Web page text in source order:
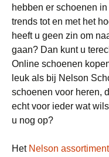
hebben er schoenen
trends tot en met het
heeft u geen zin om
gaan? Dan kunt u
Online schoenen
leuk als bij Nelson
schoenen voor heren,
echt voor ieder wat
u nog op?
Het Nelson assortiment